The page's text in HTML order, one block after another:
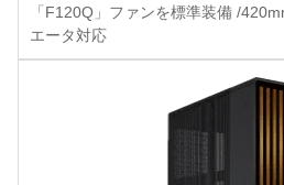
「F120Q」ファンを標準装備 /
エータ対応